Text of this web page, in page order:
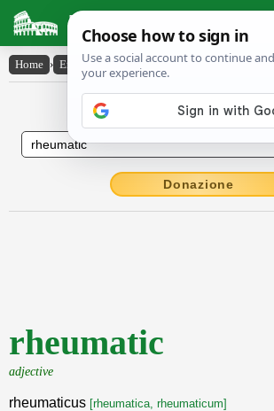
Latin Dictionary
Home › English-Latin › rheumatic
English to Latin
Donazione
rheumatic
adjective
rheumaticus [rheumatica, rheumaticum]